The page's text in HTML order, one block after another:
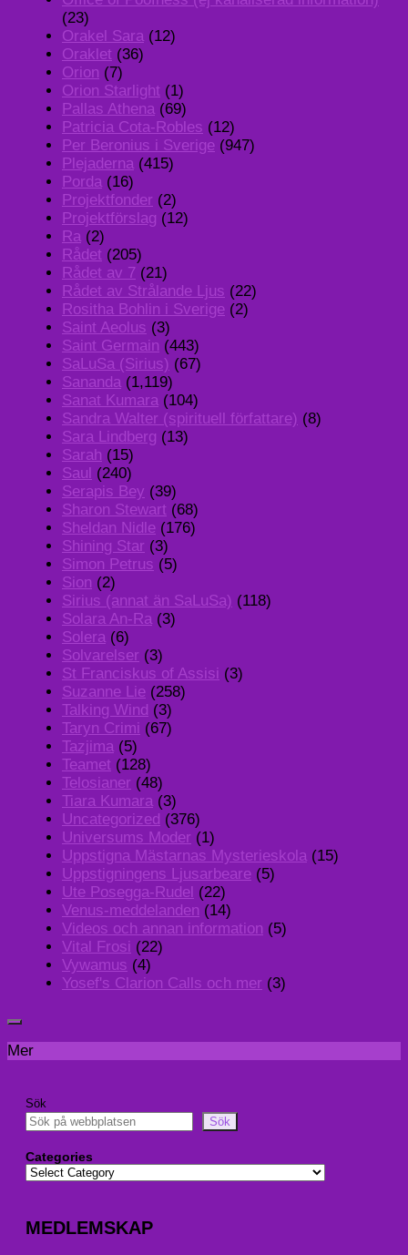
(23)
Orakel Sara (12)
Oraklet (36)
Orion (7)
Orion Starlight (1)
Pallas Athena (69)
Patricia Cota-Robles (12)
Per Beronius i Sverige (947)
Plejaderna (415)
Porda (16)
Projektfonder (2)
Projektförslag (12)
Ra (2)
Rådet (205)
Rådet av 7 (21)
Rådet av Strålande Ljus (22)
Rositha Bohlin i Sverige (2)
Saint Aeolus (3)
Saint Germain (443)
SaLuSa (Sirius) (67)
Sananda (1,119)
Sanat Kumara (104)
Sandra Walter (spirituell författare) (8)
Sara Lindberg (13)
Sarah (15)
Saul (240)
Serapis Bey (39)
Sharon Stewart (68)
Sheldan Nidle (176)
Shining Star (3)
Simon Petrus (5)
Sion (2)
Sirius (annat än SaLuSa) (118)
Solara An-Ra (3)
Solera (6)
Solvarelser (3)
St Franciskus of Assisi (3)
Suzanne Lie (258)
Talking Wind (3)
Taryn Crimi (67)
Tazjima (5)
Teamet (128)
Telosianer (48)
Tiara Kumara (3)
Uncategorized (376)
Universums Moder (1)
Uppstigna Mästarnas Mysterieskola (15)
Uppstigningens Ljusarbeare (5)
Ute Posegga-Rudel (22)
Venus-meddelanden (14)
Videos och annan information (5)
Vital Frosi (22)
Vywamus (4)
Yosef's Clarion Calls och mer (3)
Mer
Sök
Sök
Categories
MEDLEMSKAP